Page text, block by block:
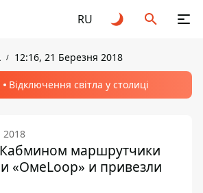
RU
12:16, 21 Березня 2018
Відключення світла у столиці
2018
маршрутчики
«ОмеLoop» и привезли